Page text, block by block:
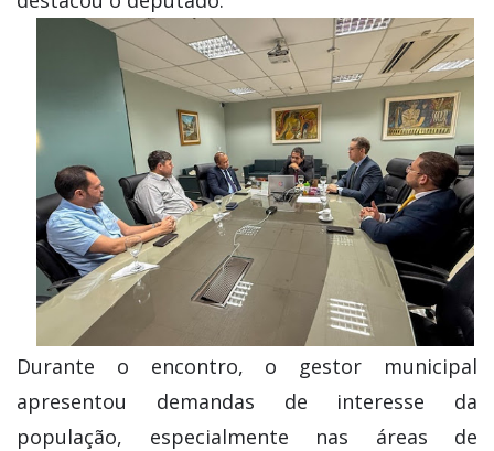
Durante o encontro, o gestor municipal
apresentou demandas de interesse da
população, especialmente nas áreas de